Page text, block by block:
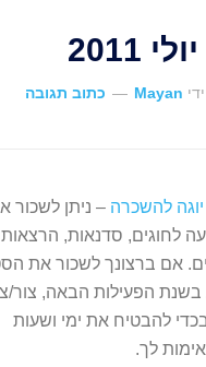
2011
Mayan כתוב תגובה
להשכרה – ניתן לשכור
לחוגים, סדנאות, הרצאות
אם ברצונך לשכור את
בשנת הפעילות הבאה, צור/
להבטיח את ימי ושעות
לך.